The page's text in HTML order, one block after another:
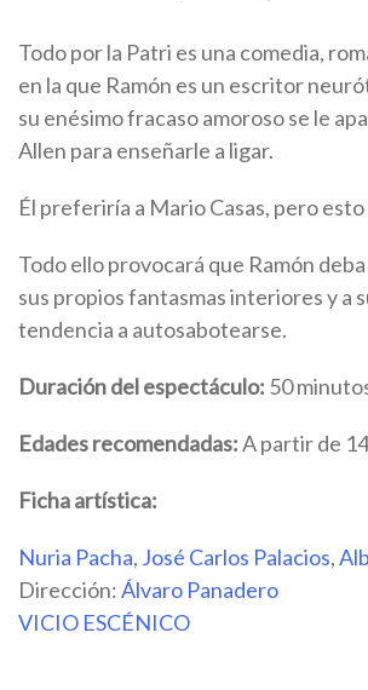
Todo por la Patri es una comedia,
en la que Ramón es un escritor
su enésimo fracaso amoroso se le
Allen para enseñarle a ligar.
Él preferiría a Mario Casas, pero esto
Todo ello provocará que Ramón
sus propios fantasmas interiores y a
tendencia a autosabotearse.
Duración del espectáculo: 50
Edades recomendadas:A partir de
Ficha artística:
Nuria Pacha, José Carlos Palacios,
Dirección:Álvaro Panadero
VICIO ESCÉNICO